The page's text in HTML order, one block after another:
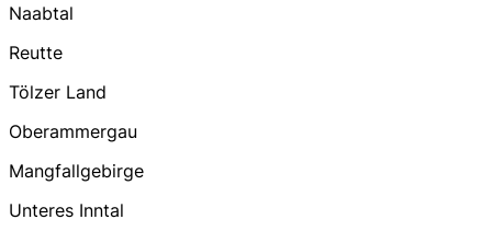
Naabtal
Reutte
Tölzer Land
Oberammergau
Mangfallgebirge
Unteres Inntal